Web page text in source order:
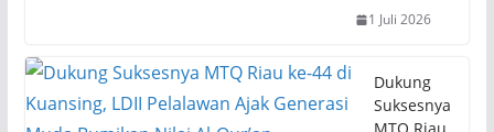
1 Juli 2026
Dukung
Suksesnya